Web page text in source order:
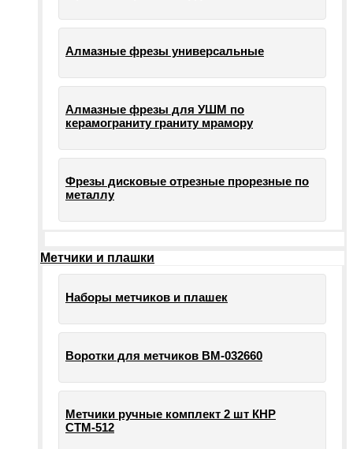
Алмазные фрезы универсальные
Алмазные фрезы для УШМ по
керамограниту граниту мрамору
Фрезы дисковые отрезные прорезные по
металлу
Метчики и плашки
Наборы метчиков и плашек
Воротки для метчиков ВМ-032660
Метчики ручные комплект 2 шт КНР
СТМ-512